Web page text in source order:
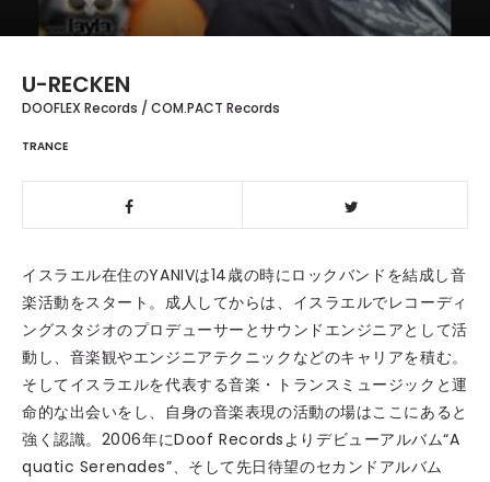
U-RECKEN
DOOFLEX Records / COM.PACT Records
TRANCE
イスラエル在住のYANIVは14歳の時にロックバンドを結成し音
楽活動をスタート。成人してからは、イスラエルでレコーディ
ングスタジオのプロデューサーとサウンドエンジニアとして活
動し、音楽観やエンジニアテクニックなどのキャリアを積む。
そしてイスラエルを代表する音楽・トランスミュージックと運
命的な出会いをし、自身の音楽表現の活動の場はここにあると
強く認識。2006年にDoof Recordsよりデビューアルバム“A
quatic Serenades”、そして先日待望のセカンドアルバム